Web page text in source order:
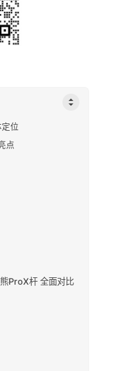
位
点
ProX杆 全面对比